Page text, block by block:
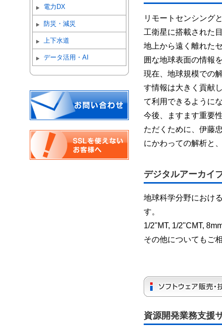
電力DX
防災・減災
上下水道
データ活用・AI
リモートセンシング
工衛星に搭載された
地上から遠く離れた
囲な地球表面の情報
現在、地球規模での
す情報は大きく貢献
て利用できるように
今後、ますます重要
ただくために、伊藤
にかわっての解析と
デジタルアーカイ
地球科学分野におけ
す。
1/2"MT, 1/2"CMT,
その他についてもご
資源開発業務支援